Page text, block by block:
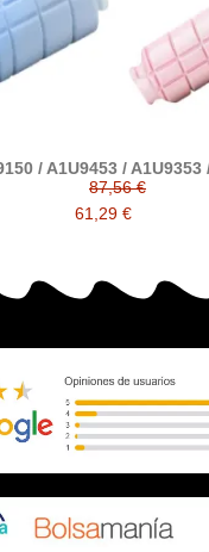
/ A1U9453 /
compatible TN616
87,56 €
61,29 €